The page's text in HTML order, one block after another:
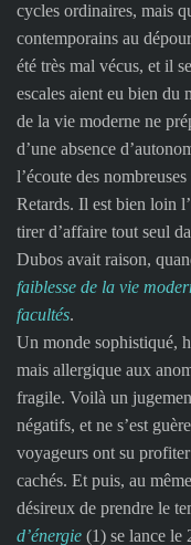
cycles ordinaires, mais
contemporains au
été très mal vécus, et il
escales aient eu bien du
de la vie moderne ne
d’une absence
l’écoute des
Retards. Il est bien loin
tirer d’affaire tout seul
Dubos avait raison,
faiblesse de la vie
facultés.
Un monde sophistiqué,
mais allergique aux
fragile. Voilà un
négatifs, et ne s’est
voyageurs ont su
cachés. Et puis, au
désireux de prendre le
d’énergie (1) se lance le